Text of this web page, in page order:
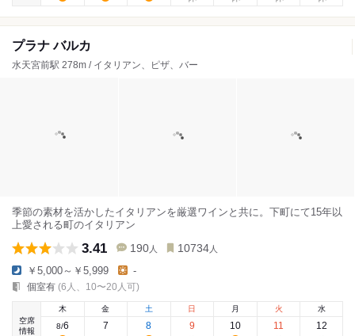
プラナ バルカ
水天宮前駅 278m / イタリアン、ピザ、バー
季節の素材を活かしたイタリアンを厳選ワインと共に。下町にて15年以
上愛される町のイタリアン
3.41 190 人 10734 人
￥5,000～￥5,999 -
個室有 (6人、10〜20人可)
空席
情報
木
8/6
金
7
土
8
日
9
月
10
火
11
水
12